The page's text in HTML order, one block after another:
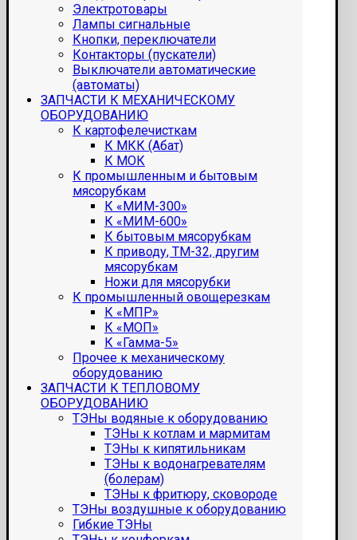
Электротовары
Лампы сигнальные
Кнопки, переключатели
Контакторы (пускатели)
Выключатели автоматические
(автоматы)
ЗАПЧАСТИ К МЕХАНИЧЕСКОМУ
ОБОРУДОВАНИЮ
К картофелечисткам
К МКК (Абат)
К МОК
К промышленным и бытовым
мясорубкам
К «МИМ-300»
К «МИМ-600»
К бытовым мясорубкам
К приводу, ТМ-32, другим
мясорубкам
Ножи для мясорубки
К промышленный овощерезкам
К «МПР»
К «МОП»
К «Гамма-5»
Прочее к механическому
оборудованию
ЗАПЧАСТИ К ТЕПЛОВОМУ
ОБОРУДОВАНИЮ
ТЭНы водяные к оборудованию
ТЭНы к котлам и мармитам
ТЭНы к кипятильникам
ТЭНы к водонагревателям
(болерам)
ТЭНы к фритюру, сковороде
ТЭНы воздушные к оборудованию
Гибкие ТЭНы